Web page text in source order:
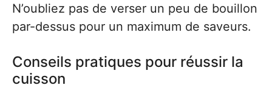
N’oubliez pas de verser un peu de bouillon
par-dessus pour un maximum de saveurs.
Conseils pratiques pour réussir la
cuisson